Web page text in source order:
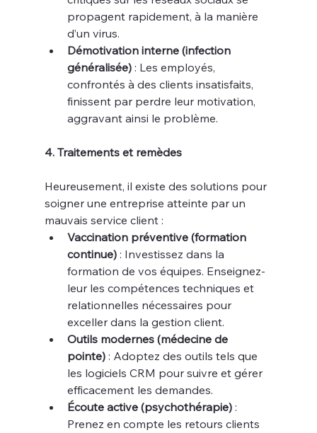
propagent rapidement, à la manière
d’un virus.
Démotivation interne (infection
généralisée) : Les employés,
confrontés à des clients insatisfaits,
finissent par perdre leur motivation,
aggravant ainsi le problème.
4. Traitements et remèdes
Heureusement, il existe des solutions pour
soigner une entreprise atteinte par un
mauvais service client :
Vaccination préventive (formation
continue) : Investissez dans la
formation de vos équipes. Enseignez-
leur les compétences techniques et
relationnelles nécessaires pour
exceller dans la gestion client.
Outils modernes (médecine de
pointe) : Adoptez des outils tels que
les logiciels CRM pour suivre et gérer
efficacement les demandes.
Écoute active (psychothérapie) :
Prenez en compte les retours clients